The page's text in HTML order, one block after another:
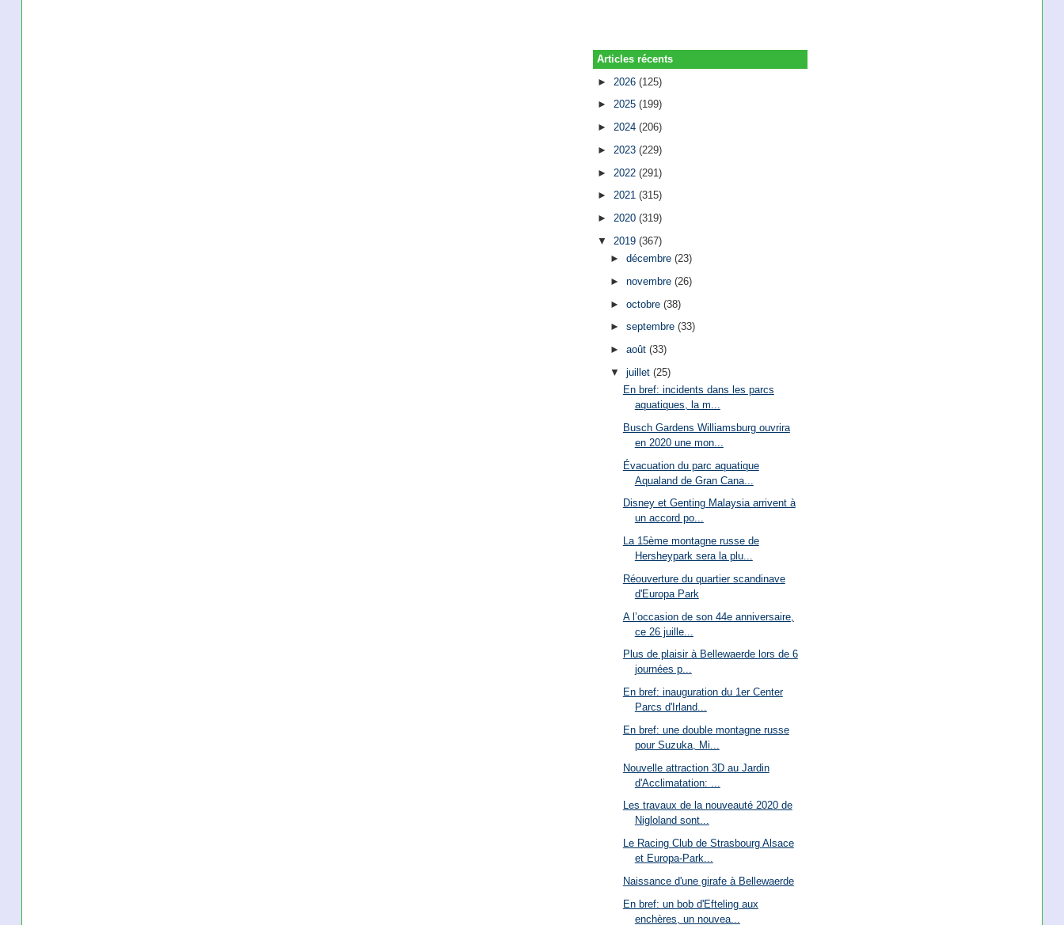
Articles récents
► 2026(125)
►2025(199)
►2024(206)
► 2023(229)
► 2022(291)
►2021(315)
►2020(319)
▼ 2019(367)
► décembre (23)
► novembre (26)
► octobre (38)
► septembre (33)
► août (33)
▼ juillet (25)
En bref: incidents dans les parcs
aquatiques, la m...
Busch Gardens Williamsburg ouvrira
en 2020 une mon...
Évacuation du parc aquatique
Aqualand de Gran Cana...
Disney et Genting Malaysia arrivent à
un accord po...
La 15ème montagne russe de
Hersheypark sera la plu...
Réouverture du quartier scandinave
d'Europa Park
A l’occasion de son 44e anniversaire,
ce 26 juille...
Plus de plaisir à Bellewaerde lors de 6
journées p...
En bref: inauguration du 1er Center
Parcs d'Irland...
En bref: une double montagne russe
pour Suzuka, Mi...
Nouvelle attraction 3D au Jardin
d'Acclimatation: ...
Les travaux de la nouveauté 2020 de
Nigloland sont...
Le Racing Club de Strasbourg Alsace
et Europa-Park...
Naissance d'une girafe à Bellewaerde
En bref: un bob d'Efteling aux
enchères, un nouvea...